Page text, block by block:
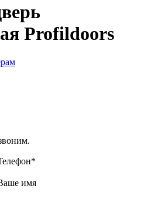
Profildoors
*
имя